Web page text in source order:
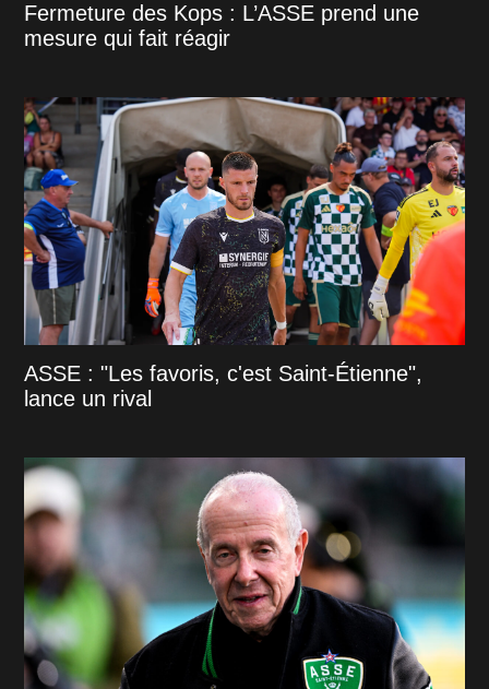
Fermeture des Kops : L’ASSE prend une
mesure qui fait réagir
ASSE : "Les favoris, c'est Saint-Étienne",
lance un rival